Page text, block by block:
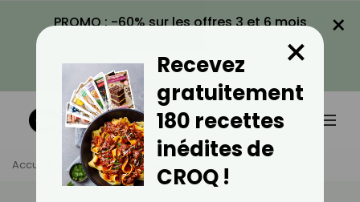
PROMO : -60% sur les offres 3 et 6 mois
VOIR LA PROMO
×
Accueil Actus Recettes L'infusion À L'orange
Recevez
gratuitement
180 recettes
inédites de
CROQ !
×